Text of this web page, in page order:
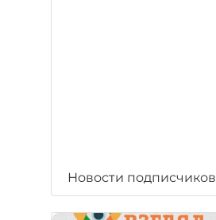
Новости подписчиков